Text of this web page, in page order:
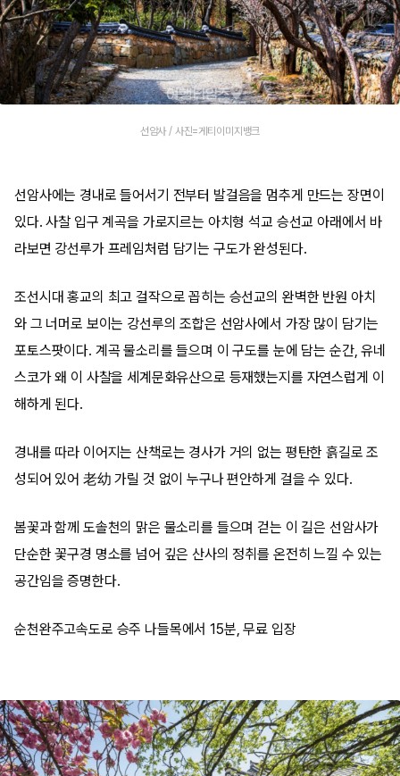
선암사 / 사진=게티이미지뱅크
선암사에는 경내로 들어서기 전부터 발걸음을 멈추게 만드는 장면이
있다. 사찰 입구 계곡을 가로지르는 아치형 석교 승선교 아래에서 바
라보면 강선루가 프레임처럼 담기는 구도가 완성된다.
조선시대 홍교의 최고 걸작으로 꼽히는 승선교의 완벽한 반원 아치
와 그 너머로 보이는 강선루의 조합은 선암사에서 가장 많이 담기는
포토스팟이다. 계곡 물소리를 들으며 이 구도를 눈에 담는 순간, 유네
스코가 왜 이 사찰을 세계문화유산으로 등재했는지를 자연스럽게 이
해하게 된다.
경내를 따라 이어지는 산책로는 경사가 거의 없는 평탄한 흙길로 조
성되어 있어 老幼 가릴 것 없이 누구나 편안하게 걸을 수 있다.
봄꽃과 함께 도솔천의 맑은 물소리를 들으며 걷는 이 길은 선암사가
단순한 꽃구경 명소를 넘어 깊은 산사의 정취를 온전히 느낄 수 있는
공간임을 증명한다.
순천완주고속도로 승주 나들목에서 15분, 무료 입장